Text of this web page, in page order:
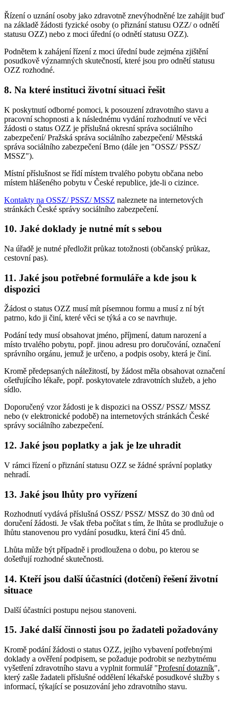
Řízení o uznání osoby jako zdravotně znevýhodněné lze zahájit buď
na základě žádosti fyzické osoby (o přiznání statusu OZZ/ o odnětí
statusu OZZ) nebo z moci úřední (o odnětí statusu OZZ).
Podnětem k zahájení řízení z moci úřední bude zejména zjištění
posudkově významných skutečností, které jsou pro odnětí statusu
OZZ rozhodné.
8. Na které instituci životní situaci řešit
K poskytnutí odborné pomoci, k posouzení zdravotního stavu a
pracovní schopnosti a k následnému vydání rozhodnutí ve věci
žádosti o status OZZ je příslušná okresní správa sociálního
zabezpečení/ Pražská správa sociálního zabezpečení/ Městská
správa sociálního zabezpečení Brno (dále jen "OSSZ/ PSSZ/
MSSZ").
Místní příslušnost se řídí místem trvalého pobytu občana nebo
místem hlášeného pobytu v České republice, jde-li o cizince.
Kontakty na OSSZ/ PSSZ/ MSSZ naleznete na internetových
stránkách České správy sociálního zabezpečení.
10. Jaké doklady je nutné mít s sebou
Na úřadě je nutné předložit průkaz totožnosti (občanský průkaz,
cestovní pas).
11. Jaké jsou potřebné formuláře a kde jsou k
dispozici
Žádost o status OZZ musí mít písemnou formu a musí z ní být
patrno, kdo ji činí, které věci se týká a co se navrhuje.
Podání tedy musí obsahovat jméno, příjmení, datum narození a
místo trvalého pobytu, popř. jinou adresu pro doručování, označení
správního orgánu, jemuž je určeno, a podpis osoby, která je činí.
Kromě předepsaných náležitostí, by žádost měla obsahovat označení
ošetřujícího lékaře, popř. poskytovatele zdravotních služeb, a jeho
sídlo.
Doporučený vzor žádosti je k dispozici na OSSZ/ PSSZ/ MSSZ
nebo (v elektronické podobě) na internetových stránkách České
správy sociálního zabezpečení.
12. Jaké jsou poplatky a jak je lze uhradit
V rámci řízení o přiznání statusu OZZ se žádné správní poplatky
nehradí.
13. Jaké jsou lhůty pro vyřízení
Rozhodnutí vydává příslušná OSSZ/ PSSZ/ MSSZ do 30 dnů od
doručení žádosti. Je však třeba počítat s tím, že lhůta se prodlužuje o
lhůtu stanovenou pro vydání posudku, která činí 45 dnů.
Lhůta může být případně i prodloužena o dobu, po kterou se
došetřují rozhodné skutečnosti.
14. Kteří jsou další účastníci (dotčení) řešení životní
situace
Další účastníci postupu nejsou stanoveni.
15. Jaké další činnosti jsou po žadateli požadovány
Kromě podání žádosti o status OZZ, jejího vybavení potřebnými
doklady a ověření podpisem, se požaduje podrobit se nezbytnému
vyšetření zdravotního stavu a vyplnit formulář "Profesní dotazník",
který zašle žadateli příslušné oddělení lékařské posudkové služby s
informací, týkající se posuzování jeho zdravotního stavu.